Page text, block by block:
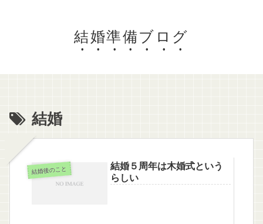
結婚準備ブログ
結婚
結婚後のこと
結婚５周年は木婚式という
らしい